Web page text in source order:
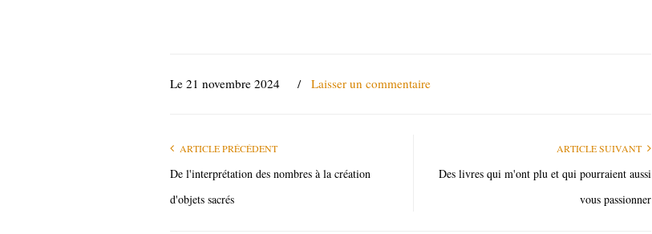
Le 21 novembre 2024 / Laisser un commentaire
ARTICLE PRÉCÉDENT
De l'interprétation des nombres à la création
d'objets sacrés
ARTICLE SUIVANT
Des livres qui m'ont plu et qui pourraient aussi
vous passionner